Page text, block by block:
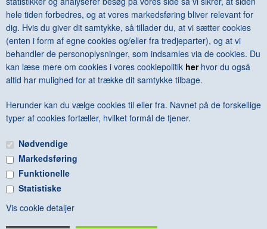
hele tiden forbedres, og at vores markedsføring bliver relevant for
dig. Hvis du giver dit samtykke, så tillader du, at vi sætter cookies
(enten i form af egne cookies og/eller fra tredjeparter), og at vi
behandler de personoplysninger, som indsamles via de cookies. Du
kan læse mere om cookies i vores cookiepolitik herhvor du også
altid har mulighed for at trække dit samtykke tilbage.
Herunder kan du vælge cookies til eller fra. Navnet på de forskellige
typer af cookies fortæller, hvilket formål de tjener.
Nødvendige
Markedsføring
Funktionelle
Statistiske
Vis cookie detaljer
Keld Helmer-Petersen – Photographs 1941-2013 er en ny,
opdateret og revideret udgave afKeld Helmer-Petersen –
Photographs 1941-1995, der udkom i 2007.
«-Tilbage Anbefal Vis uden moms
FRI FRAGT VED KØB OVER KR. 600 - © Copyright 2015 -
BOGGALLERIET - Hovedgaden 6B - 8410 Rønde - CVR: 88860314 -